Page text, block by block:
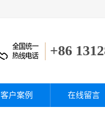
+86
客户案例 在线留言